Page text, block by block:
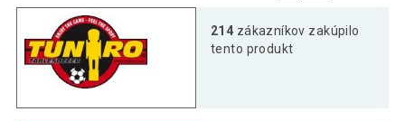
214 zákazníkov zakúpilo
tento produkt